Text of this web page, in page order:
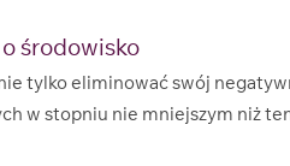
środowisko
tylko eliminować swój
w stopniu nie mniejszym niż